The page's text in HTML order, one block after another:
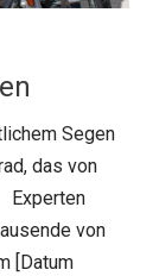
Segen
das von
Experten
von
[Datum